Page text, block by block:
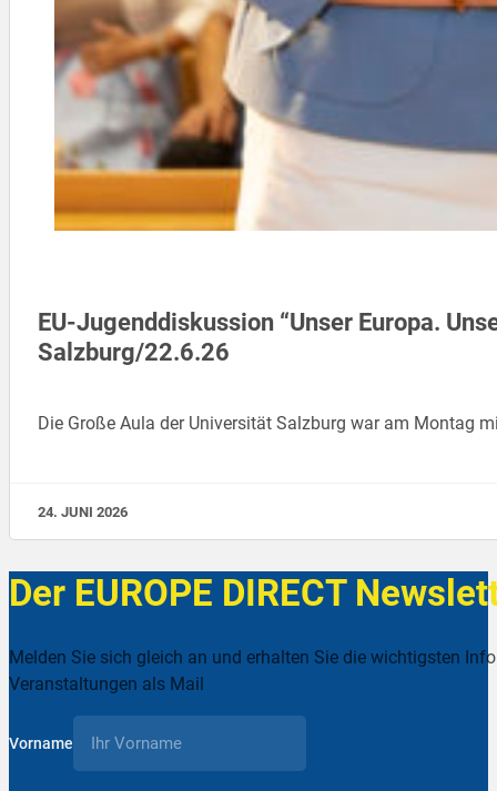
EU-Jugenddiskussion “Unser Europa.
Salzburg/22.6.26
Die Große Aula der Universität Salzburg war am Montag
24. JUNI 2026
Der EUROPE DIRECT
Melden Sie sich gleich an und erhalten Sie die wichtigsten
Veranstaltungen als Mail
Vorname